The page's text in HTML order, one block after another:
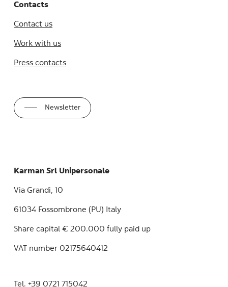
Contacts
Contact us
Work with us
Press contacts
Newsletter
Karman Srl Unipersonale
Via Grandi, 10
61034 Fossombrone (PU) Italy
Share capital € 200.000 fully paid up
VAT number 02175640412
Tel.+39 0721 715042